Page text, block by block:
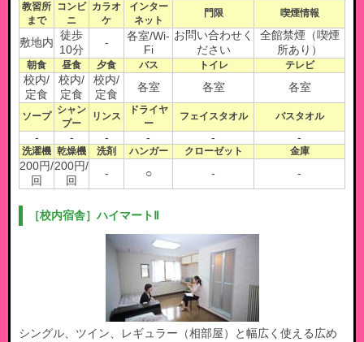
教習所
まで
コンビ
ニ
カラオ
ケ
インター
ネット
門限 喫煙情報
敷地内
徒歩
10分
-
各室/Wi-
Fi
お問い合わせく
ださい
全館禁煙（喫煙
所あり）
朝食 昼食 夕食 バス トイレ テレビ
校内/
定食
校内/
定食
校内/
定食
各室 各室 各室
ソープ
シャン
プー
リンス
ドライヤ
ー
フェイスタオル バスタオル
- - - - - -
洗濯機 乾燥機 洗剤 ハンガー クローゼット 金庫
200円/
回
200円/
回
- ○ - -
［校内宿舎］ハイマートⅡ
シングル、ツイン、レギュラー（相部屋）と幅広く使える広め